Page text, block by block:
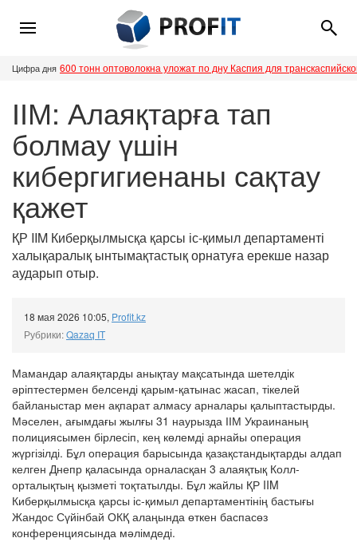
Цифра дня 600 тонн оптоволокна уложат по дну Каспия для
ІІМ: Алаяқтарға тап
болмау үшін
кибергигиенаны сақтау
қажет
ҚР IIM Киберқылмысқа қарсы іс-қимыл департаменті
халықаралық ынтымақтастық орнатуға ерекше назар
аударып отыр.
18 мая 2026 10:05, Profit.kz
Рубрики:Qazaq IT
Мамандар алаяқтарды анықтау мақсатында шетелдік
әріптестермен белсенді қарым-қатынас жасап, тікелей
байланыстар мен ақпарат алмасу арналары қалыптастырды.
Мәселен, ағымдағы жылғы 31 наурызда ІІМ Украинаның
полициясымен бірлесіп, кең көлемді арнайы операция
жүргізілді. Бұл операция барысында қазақстандықтарды алдап
келген Днепр қаласында орналасқан 3 алаяқтық Колл-
орталықтың қызметі тоқтатылды. Бұл жайлы ҚР IIM
Киберқылмысқа қарсы іс-қимыл департаментінің бастығы
Жандос Сүйінбай ОКҚ алаңында өткен баспасөз
конференциясында мәлімдеді.